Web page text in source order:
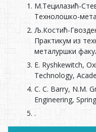
М.Тецилазић-
Технолошко-
Љ.Костић-
Практикум из
металуршки
E. Ryshkewitch,
Technology,
C. C. Barry, N.M.
Engineering,
.